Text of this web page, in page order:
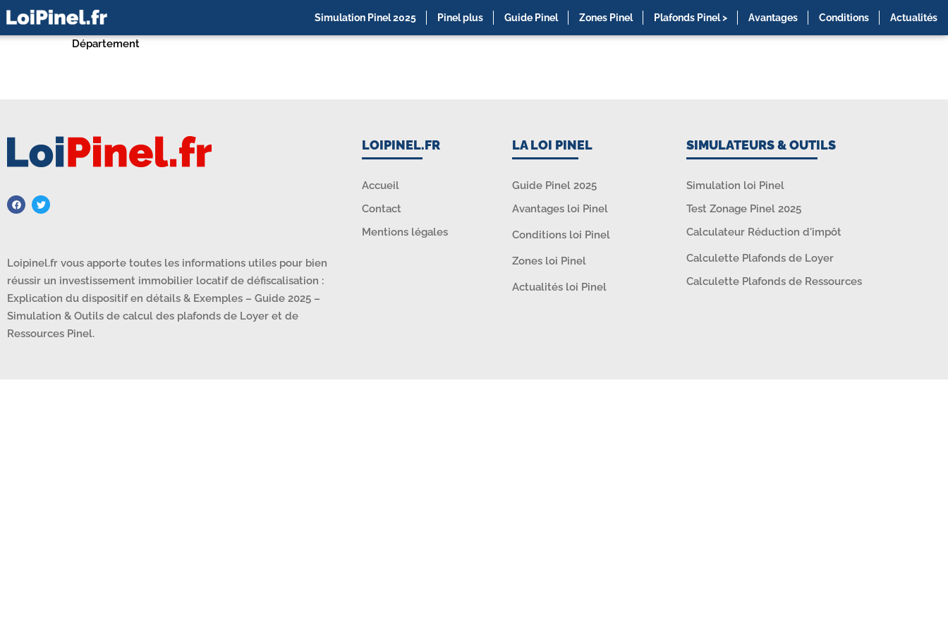
Simulation Pinel 2025 Pinel plus Guide Pinel Zones Pinel Plafonds Pinel > Avantages Conditions Actualités
Département
Loipinel.fr vous apporte toutes les informations utiles pour bien
réussir un investissement immobilier locatif de défiscalisation :
Explication du dispositif en détails & Exemples – Guide 2025 –
Simulation & Outils de calcul des plafonds de Loyer et de
Ressources Pinel.
LOIPINEL.FR
Accueil
Contact
Mentions légales
LA LOI PINEL
Guide Pinel 2025
Avantages loi Pinel
Conditions loi Pinel
Zones loi Pinel
Actualités loi Pinel
SIMULATEURS & OUTILS
Simulation loi Pinel
Test Zonage Pinel 2025
Calculateur Réduction d'impôt
Calculette Plafonds de Loyer
Calculette Plafonds de Ressources